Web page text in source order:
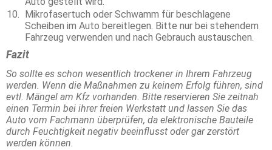
Mikrofasertuch oder Schwamm für beschlagene
Scheiben im Auto bereitlegen. Bitte nur bei stehendem
Fahrzeug verwenden und nach Gebrauch austauschen.
Fazit
So sollte es schon wesentlich trockener in Ihrem Fahrzeug
werden. Wenn die Maßnahmen zu keinem Erfolg führen, sind
evtl. Mängel am Kfz vorhanden. Bitte reservieren Sie zeitnah
einen Termin bei ihrer freien Werkstatt und lassen Sie das
Auto vom Fachmann überprüfen, da elektronische Bauteile
durch Feuchtigkeit negativ beeinflusst oder gar zerstört
werden können.